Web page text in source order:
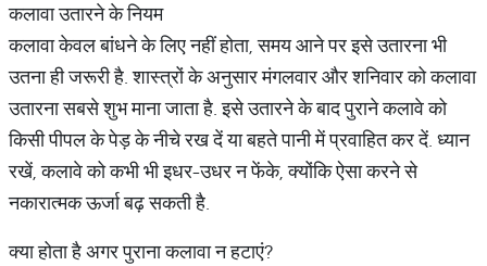
कलावा उतारने के नियम
कलावा केवल बांधने के लिए नहीं होता, समय आने पर इसे उतारना भी
उतना ही जरूरी है. शास्त्रों के अनुसार मंगलवार और शनिवार को कलावा
उतारना सबसे शुभ माना जाता है. इसे उतारने के बाद पुराने कलावे को
किसी पीपल के पेड़ के नीचे रख दें या बहते पानी में प्रवाहित कर दें. ध्यान
रखें, कलावे को कभी भी इधर-उधर न फेंके, क्योंकि ऐसा करने से
नकारात्मक ऊर्जा बढ़ सकती है.
क्या होता है अगर पुराना कलावा न हटाएं?